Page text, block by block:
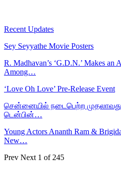
Recent Updates
Sey Seyyathe Movie Posters
R. Madhavan’s ‘G.D.N.’ Makes an
Among…
‘Love Oh Love’ Pre-Release Event
சென்னையில் நடைபெற்ற முதலாவது
டென்பின்…
Young Actors Ananth Ram &
New…
Prev Next 1 of 245